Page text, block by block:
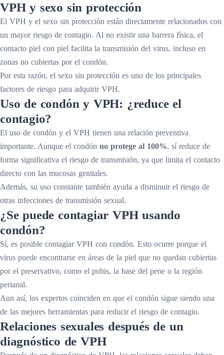
VPH y sexo sin protección
El VPH y el sexo sin protección están directamente relacionados con
un mayor riesgo de contagio. Al no existir una barrera física, el
contacto piel con piel facilita la transmisión del virus, incluso en
zonas no cubiertas por el condón.
Por esta razón, el sexo sin protección es uno de los principales
factores de riesgo para adquirir VPH.
Uso de condón y VPH: ¿reduce el
contagio?
El uso de condón y el VPH tienen una relación preventiva
importante. Aunque el condón no protege al 100%, sí reduce de
forma significativa el riesgo de transmisión, ya que limita el contacto
directo con las mucosas genitales.
Además, su uso constante también ayuda a disminuir el riesgo de
otras infecciones de transmisión sexual.
¿Se puede contagiar VPH usando
condón?
Sí, es posible contagiar VPH con condón. Esto ocurre porque el
virus puede encontrarse en áreas de la piel que no quedan cubiertas
por el preservativo, como el pubis, la base del pene o la región
perianal.
Aun así, los expertos coinciden en que el condón sigue siendo una
de las mejores herramientas para reducir el riesgo de contagio.
Relaciones sexuales después de un
diagnóstico de VPH